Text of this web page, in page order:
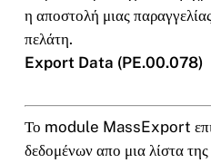
η αποστολή μιας
πελάτη.
Export Data (PE.00.078)
Το module MassExport
δεδομένων απο μια λίστα